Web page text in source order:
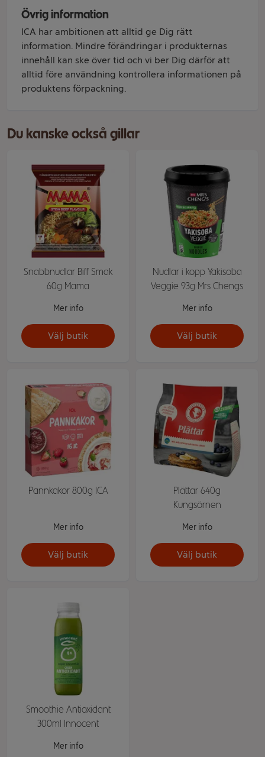
Övrig information
ICA har ambitionen att alltid ge Dig rätt
information. Mindre förändringar i produkternas
innehåll kan ske över tid och vi ber Dig därför att
alltid före användning kontrollera informationen på
produktens förpackning.
Du kanske också gillar
Snabbnudlar Biff Smak
60g Mama
Mer info
Välj butik
Nudlar i kopp Yakisoba
Veggie 93g Mrs Chengs
Mer info
Välj butik
Pannkakor 800g ICA
Mer info
Välj butik
Plättar 640g
Kungsörnen
Mer info
Välj butik
Smoothie Antioxidant
300ml Innocent
Mer info